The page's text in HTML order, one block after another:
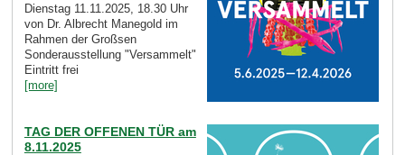
Dienstag 11.11.2025, 18.30 Uhr
von Dr. Albrecht Manegold im
Rahmen der Großsen
Sonderausstellung "Versammelt"
Eintritt frei
[more]
TAG DER OFFENEN TÜR am
8.11.2025